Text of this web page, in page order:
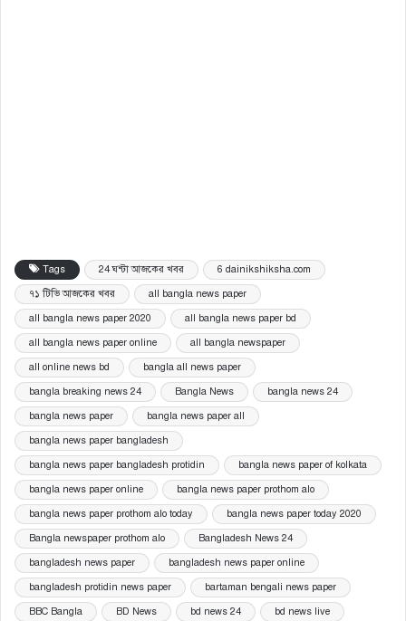
Tags 24 ঘন্টা আজকের খবর 6 dainikshiksha.com
৭১ টিভি আজকের খবর all bangla news paper
all bangla news paper 2020 all bangla news paper bd
all bangla news paper online all bangla newspaper
all online news bd bangla all news paper
bangla breaking news 24 Bangla News bangla news 24
bangla news paper bangla news paper all
bangla news paper bangladesh
bangla news paper bangladesh protidin bangla news paper of kolkata
bangla news paper online bangla news paper prothom alo
bangla news paper prothom alo today bangla news paper today 2020
Bangla newspaper prothom alo Bangladesh News 24
bangladesh news paper bangladesh news paper online
bangladesh protidin news paper bartaman bengali news paper
BBC Bangla BD News bd news 24 bd news live